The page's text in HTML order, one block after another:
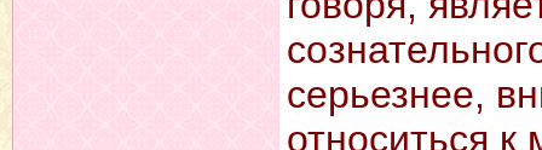
серьезнее,
относиться к